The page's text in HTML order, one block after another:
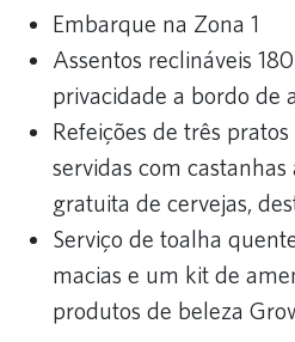
Embarque na Zona 1
Assentos reclináveis
privacidade a bordo de
Refeições de três
servidas com
gratuita de cervejas,
Serviço de toalha
macias e um kit de
produtos de beleza